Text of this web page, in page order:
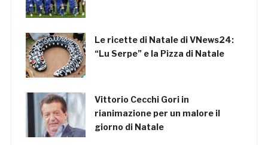
Le ricette di Natale di VNews24:
“Lu Serpe” e la Pizza di Natale
Vittorio Cecchi Gori in
rianimazione per un malore il
giorno di Natale